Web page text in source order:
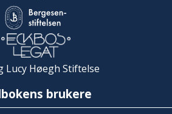
Lucy Høegh Stiftelse
brukere